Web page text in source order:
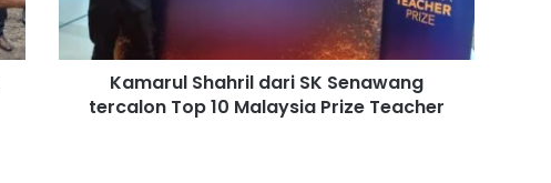
S
h
Kamarul Shahril dari SK Senawang
tercalon Top 10 Malaysia Prize Teacher